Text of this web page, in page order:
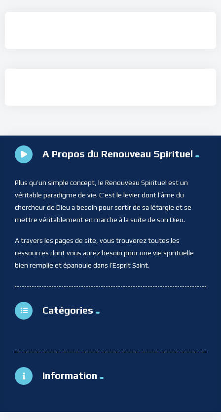
A Propos du Renouveau Spirituel
Plus qu’un simple concept, le Renouveau Spirituel est un
véritable paradigme de vie. C’est le levier dont l’âme du
chercheur de Dieu a besoin pour sortir de sa létargie et se
mettre véritablement en marche à la suite de son Dieu.
A travers les pages de site, vous trouverez toutes les
ressources dont vous aurez besoin pour une vie spirituelle
bien remplie et épanouie dans l’Esprit Saint.
Catégories
Information